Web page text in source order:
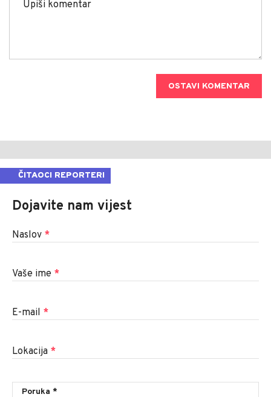
OSTAVI KOMENTAR
ČITAOCI REPORTERI
Dojavite nam vijest
Naslov *
Vaše ime *
E-mail *
Lokacija *